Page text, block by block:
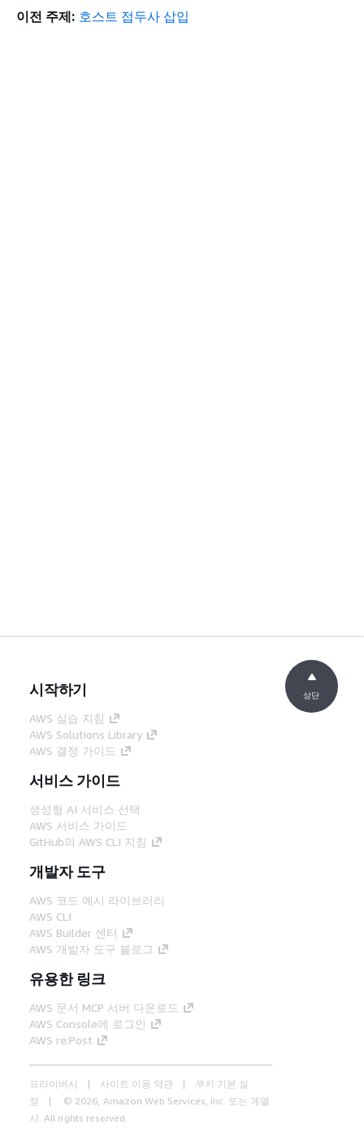
이전 주제: 호스트 접두사 삽입
시작하기
AWS 실습 지침
AWS Solutions Library
AWS 결정 가이드
서비스 가이드
생성형 AI 서비스 선택
AWS 서비스 가이드
GitHub의 AWS CLI 지침
개발자 도구
AWS 코드 예시 라이브러리
AWS CLI
AWS Builder 센터
AWS 개발자 도구 블로그
유용한 링크
AWS 문서 MCP 서버 다운로드
AWS Console에 로그인
AWS re:Post
프라이버시 사이트 이용 약관
쿠키 기본 설
정
© 2026, Amazon Web Services, Inc. 또는 계열
사. All rights reserved.
상단